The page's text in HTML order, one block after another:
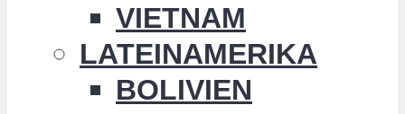
VIETNAM
LATEINAMERIKA
BOLIVIEN